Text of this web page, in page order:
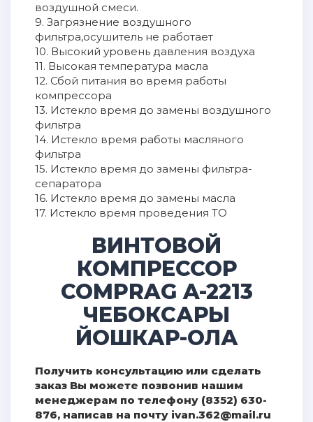
воздушной смеси.
9. Загрязнение воздушного
фильтра,осушитель не работает
10. Высокий уровень давления воздуха
11. Высокая температура масла
12. Сбой питания во время работы
компрессора
13. Истекло время до замены воздушного
фильтра
14. Истекло время работы масляного
фильтра
15. Истекло время до замены фильтра-
сепаратора
16. Истекло время до замены масла
17. Истекло время проведения ТО
ВИНТОВОЙ
КОМПРЕССОР
COMPRAG A-2213
ЧЕБОКСАРЫ
ЙОШКАР-ОЛА
Получить консультацию или сделать
заказ Вы можете позвонив нашим
менеджерам по телефону (8352) 630-
876, написав на почту ivan.362@mail.ru